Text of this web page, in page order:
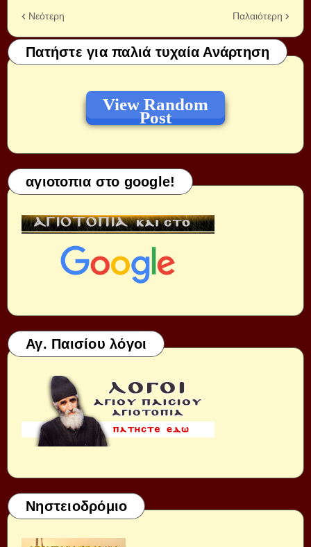
Νεότερη Παλαιότερη
Πατήστε για παλιά τυχαία Ανάρτηση
View Random
Post
αγιοτοπια στο google!
Αγ. Παισίου λόγοι
Νηστειοδρόμιο